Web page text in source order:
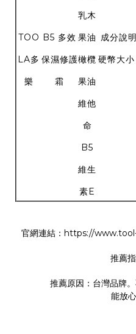
TOO
LA多
樂
B5 多效
保濕修護
霜
乳木
果油
橄欖
果油
維他
命
B5
維生
素E
成分說
硬幣大
官網連結：https://
推薦指數
推薦原因：台灣品牌。不
能放